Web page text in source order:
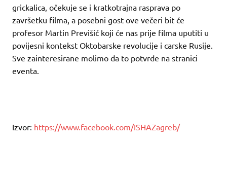
grickalica, očekuje se i kratkotrajna rasprava po
završetku filma, a posebni gost ove večeri bit će
profesor Martin Previšić koji će nas prije filma uputiti u
povijesni kontekst Oktobarske revolucije i carske Rusije.
Sve zainteresirane molimo da to potvrde na stranici
eventa.
Izvor: https://www.facebook.com/ISHAZagreb/